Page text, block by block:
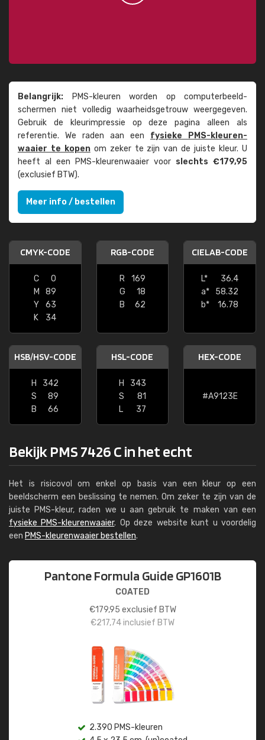
Belangrijk: PMS-kleuren worden op computer­beeld­
schermen niet volledig waarheids­­getrouw weer­gegeven.
Gebruik de kleur­impressie op deze pagina alleen als
referentie. We raden aan een fysieke PMS-kleuren­
waaier te kopenom zeker te zijn van de juiste kleur. U
heeft al een PMS-kleuren­waaier voor slechts €179,95
(exclusief BTW).
Meer info / bestellen
CMYK-CODE
C
0
M
89
Y
63
K
34
RGB-CODE
R
169
G
18
B
62
CIELAB-CODE
L*
36.4
a*
58.32
b*
16.78
HSB/HSV-CODE
H
342
S
89
B
66
HSL-CODE
H
343
S
81
L
37
HEX-CODE
#A9123E
Bekijk PMS 7426 C in het echt
Het is risicovol om enkel op basis van een kleur op een
beeldscherm een beslissing te nemen. Om zeker te zijn van de
juiste PMS-kleur, raden we u aan gebruik te maken van een
fysieke PMS-kleurenwaaier. Op deze website kunt u voordelig
een PMS-kleurenwaaier bestellen.
Pantone Formula Guide GP1601B
COATED
€179,95 exclusief BTW
€217,74inclusief BTW
2.390 PMS-kleuren